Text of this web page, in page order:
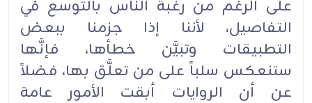
على الرغم من رغبة الناس بالتوسع في
التفاصيل، لأننا إذا جزمنا ببعض
التطبيقات وتبيَّن خطأها، فإنَّها
ستنعكس سلباً على من تعلَّق بها، فضلاً
عن أن الروايات أبقت الأمور عامة